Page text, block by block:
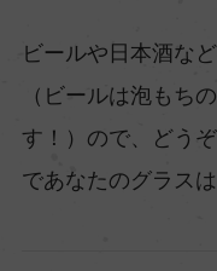
ビールや日本酒な
（ビールは泡もち
す！）ので、どう
であなたのグラス